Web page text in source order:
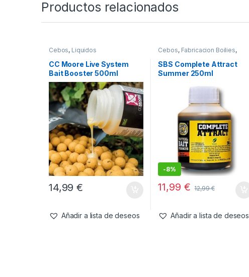
Productos relacionados
Cebos, Liquidos
CC Moore Live System
Bait Booster 500ml
14,99€
Añadir a lista de deseos
Cebos, Fabricacion Boilies,
SBS Complete Attract
Summer 250ml
-8%
11,99 € 12,99€
Añadir a lista de deseos